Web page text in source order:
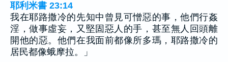
耶利米書 23:14
我在耶路撒冷的先知中曾見可憎惡的事，他們行姦
淫，做事虛妄，又堅固惡人的手，甚至無人回頭離
開他的惡。他們在我面前都像所多瑪，耶路撒冷的
居民都像蛾摩拉。」